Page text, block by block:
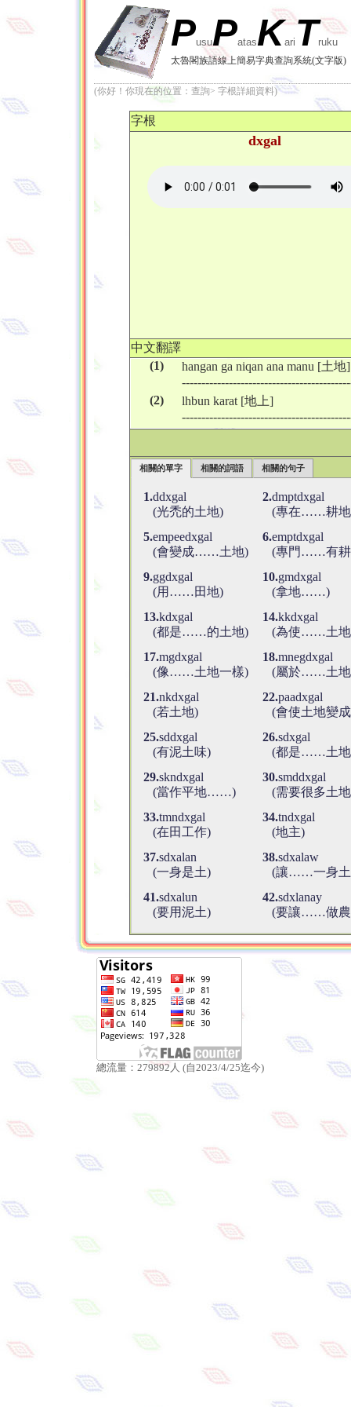
PusuPatasKariTruku
太魯閣族語線上簡易字典查詢系統(文字版)
(你好！你現在的位置：查詢> 字根詳細資料)
字根
dxgal
中文翻譯
(1)
hangan ga niqan ana manu [土地]
(2)
lhbun karat [地上]
相關的單字 相關的詞語 相關的句子
1.ddxgal
(光禿的土地)
2.dmptdxgal
(專在……耕地
5.empeedxgal
(會變成……土地)
6.emptdxgal
(專門……有耕
9.ggdxgal
(用……田地)
10.gmdxgal
(拿地……)
13.kdxgal
(都是……的土地)
14.kkdxgal
(為使……土
17.mgdxgal
(像……土地一樣)
18.mnegdxgal
(屬於……土
21.nkdxgal
(若土地)
22.paadxgal
(會使土地變
25.sddxgal
(有泥土味)
26.sdxgal
(都是……土
29.skndxgal
(當作平地……)
30.smddxgal
(需要很多土
33.tmndxgal
(在田工作)
34.tndxgal
(地主)
37.sdxalan
(一身是土)
38.sdxalaw
(讓……一身
41.sdxalun
(要用泥土)
42.sdxlanay
(要讓……做農
總流量：279892人 (自2023/4/25迄今)